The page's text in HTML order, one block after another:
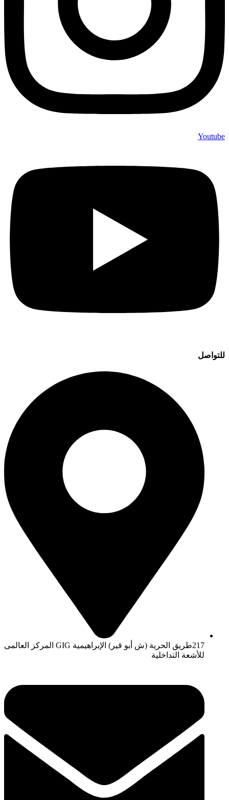
Youtube
للتواصل
217طريق الحرية (ش أبو قير) الإبراهيمية GIG المركز العالمى
للأشعة التداخلية